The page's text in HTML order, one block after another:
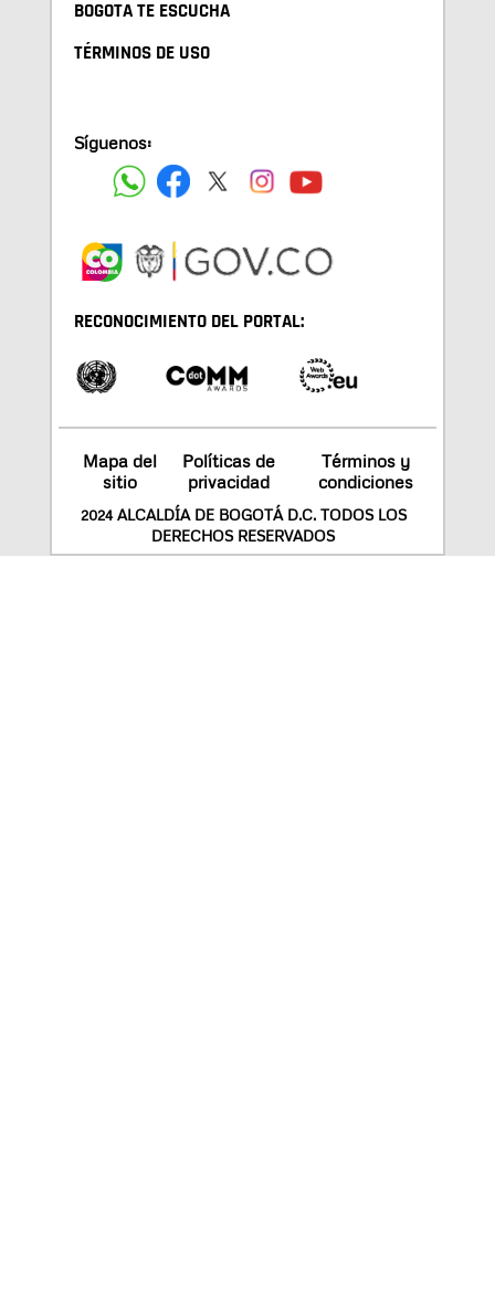
BOGOTA TE ESCUCHA
TÉRMINOS DE USO
Síguenos:
RECONOCIMIENTO DEL PORTAL:
Mapa del
sitio
Políticas de
privacidad
Términos y
condiciones
2024 ALCALDÍA DE BOGOTÁ D.C. TODOS LOS
DERECHOS RESERVADOS